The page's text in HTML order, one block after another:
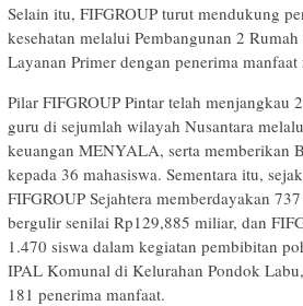
Selain itu, FIFGROUP turut mendukung
kesehatan melalui Pembangunan 2
Layanan Primer dengan penerima
Pilar FIFGROUP Pintar telah menjangkau
guru di sejumlah wilayah Nusantara
keuangan MENYALA, serta memberikan
kepada 36 mahasiswa. Sementara itu,
FIFGROUP Sejahtera memberdayakan
bergulir senilai Rp129,885 miliar, dan
1.470 siswa dalam kegiatan pembibitan
IPAL Komunal di Kelurahan Pondok
181 penerima manfaat.